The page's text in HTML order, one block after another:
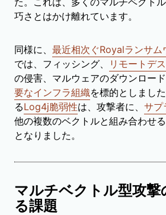
巧さとはかけ離れています。
同様に、 最近相次ぐRoyalランサ
では、フィッシング、
リモートデ
の侵害、マルウェアのダウンロード
要なインフラ組織を標的としまし
るLog4j脆弱性は、攻撃者に、 サプ
他の複数のベクトルと組み合わせ
となりました。
マルチベクトル型攻撃
る課題